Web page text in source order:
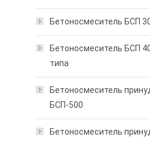
Бетоносмеситель БСП
Бетоносмеситель БСП
типа
Бетоносмеситель
БСП-500
Бетоносмеситель